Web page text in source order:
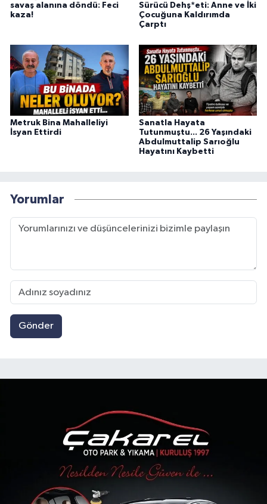
savaş alanına döndü: Feci
kaza!
Sürücü Dehş*eti: Anne ve İki
Çocuğuna Kaldırımda
Çarptı
Metruk Bina Mahalleliyi
İsyan Ettirdi
Sanatla Hayata
Tutunmuştu... 26 Yaşındaki
Abdulmuttalip Sarıoğlu
Hayatını Kaybetti
Yorumlar
Gönder